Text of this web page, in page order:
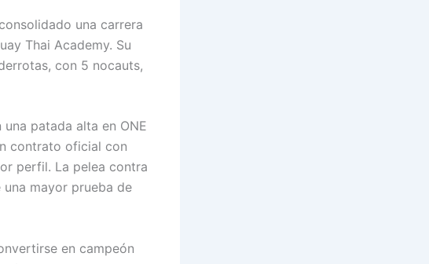
una carrera
Thai Academy. Su
con 5 nocauts,
patada alta en ONE
contrato oficial con
perfil. La pelea contra
mayor prueba de
en campeón